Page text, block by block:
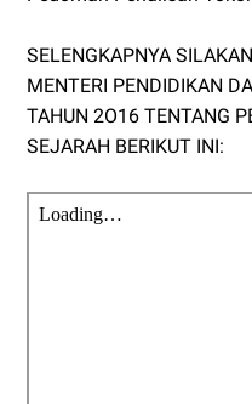
SELENGKAPNYA
MENTERI PENDIDIKAN
TAHUN 2O16 TENTANG
SEJARAH BERIKUT INI: